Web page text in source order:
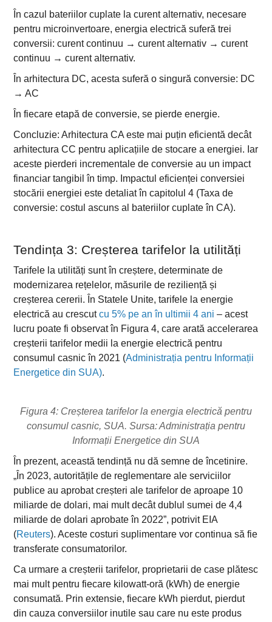
În cazul bateriilor cuplate la curent alternativ, necesare
pentru microinvertoare, energia electrică suferă trei
conversii: curent continuu → curent alternativ → curent
continuu → curent alternativ.
În arhitectura DC, acesta suferă o singură conversie: DC
→ AC
În fiecare etapă de conversie, se pierde energie.
Concluzie: Arhitectura CA este mai puțin eficientă decât
arhitectura CC pentru aplicațiile de stocare a energiei. Iar
aceste pierderi incrementale de conversie au un impact
financiar tangibil în timp. Impactul eficienței conversiei
stocării energiei este detaliat în capitolul 4 (Taxa de
conversie: costul ascuns al bateriilor cuplate în CA).
Tendința 3: Creșterea tarifelor la utilități
Tarifele la utilități sunt în creștere, determinate de
modernizarea rețelelor, măsurile de reziliență și
creșterea cererii. În Statele Unite, tarifele la energie
electrică au crescutcu 5% pe an în ultimii 4 ani – acest
lucru poate fi observat în Figura 4, care arată accelerarea
creșterii tarifelor medii la energie electrică pentru
consumul casnic în 2021 (Administrația pentru Informații
Energetice din SUA).
Figura 4: Creșterea tarifelor la energia electrică pentru
consumul casnic, SUA. Sursa: Administrația pentru
Informații Energetice din SUA
În prezent, această tendință nu dă semne de încetinire.
„În 2023, autoritățile de reglementare ale serviciilor
publice au aprobat creșteri ale tarifelor de aproape 10
miliarde de dolari, mai mult decât dublul sumei de 4,4
miliarde de dolari aprobate în 2022”, potrivit EIA
(Reuters). Aceste costuri suplimentare vor continua să fie
transferate consumatorilor.
Ca urmare a creșterii tarifelor, proprietarii de case plătesc
mai mult pentru fiecare kilowatt-oră (kWh) de energie
consumată. Prin extensie, fiecare kWh pierdut, pierdut
din cauza conversiilor inutile sau care nu este produs